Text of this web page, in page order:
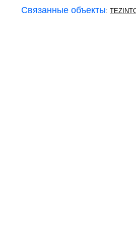
Связанные объекты: